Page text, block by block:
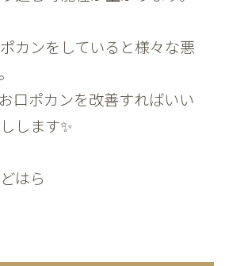
カンをしていると様々な悪
口ポカンを改善すればいい
します✨
はら